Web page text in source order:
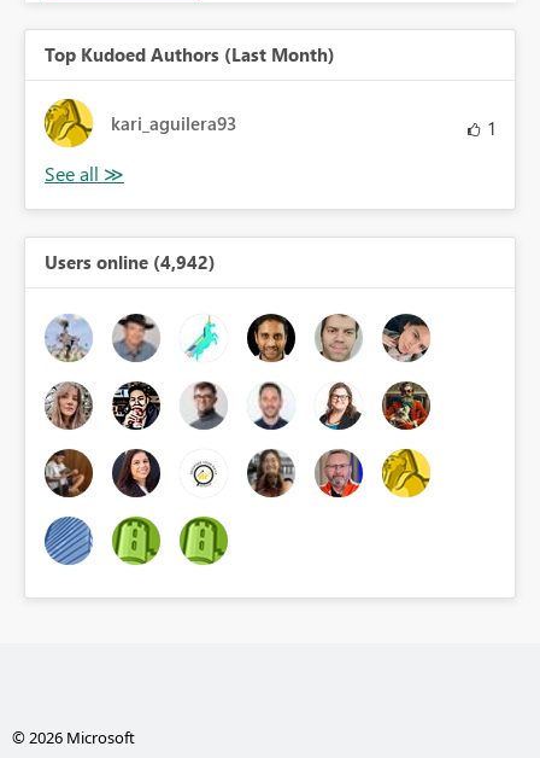
Top Kudoed Authors (Last Month)
kari_aguilera93 1
Users online (4,942)
© 2026 Microsoft